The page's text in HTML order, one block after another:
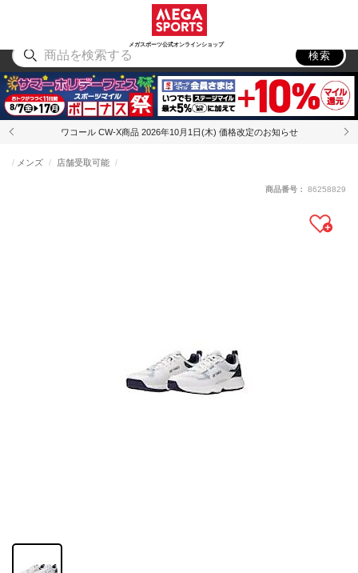
メガスポーツ公式オンラインショップ
アウトドア
検索
ワコール CW-X商品 2026年10月1日(木) 価格改定のお知らせ
メンズ 店舗受取可能
商品番号： 86258829